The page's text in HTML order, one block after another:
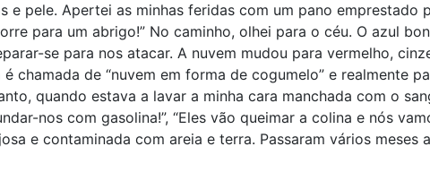
pele. Apertei as minhas feridas com um pano emprestado
para um abrigo!” No caminho, olhei para o céu. O azul
se para nos atacar. A nuvem mudou para vermelho,
chamada de “nuvem em forma de cogumelo” e realmente
quando estava a lavar a minha cara manchada com o
nos com gasolina!”, “Eles vão queimar a colina e nós
e contaminada com areia e terra. Passaram vários meses